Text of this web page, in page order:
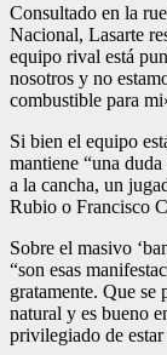
Consultado en la
Nacional, Lasarte
equipo rival está
nosotros y no
combustible para
Si bien el equipo
mantiene “una
a la cancha, un
Rubio o Francisco
Sobre el masivo
“son esas
gratamente. Que se
natural y es bueno
privilegiado de estar